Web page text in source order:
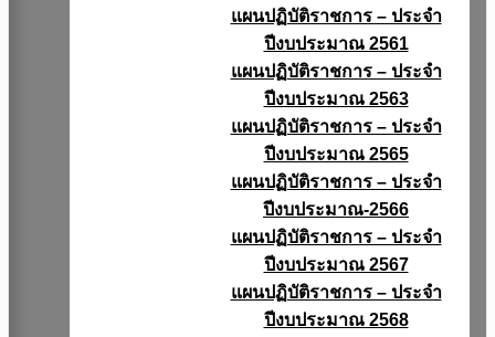
แผนปฏิบัติราชการ – ประจำ
ปีงบประมาณ 2561
แผนปฏิบัติราชการ – ประจำ
ปีงบประมาณ 2563
แผนปฏิบัติราชการ – ประจำ
ปีงบประมาณ 2565
แผนปฏิบัติราชการ – ประจำ
ปีงบประมาณ-2566
แผนปฏิบัติราชการ – ประจำ
ปีงบประมาณ 2567
แผนปฏิบัติราชการ – ประจำ
ปีงบประมาณ 2568